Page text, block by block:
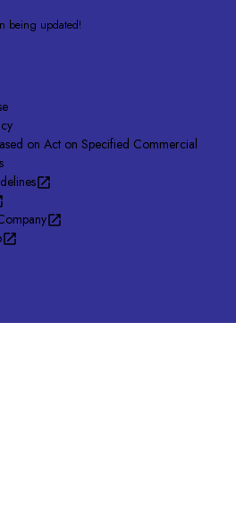
being updated!
on Act on Specified Commercial